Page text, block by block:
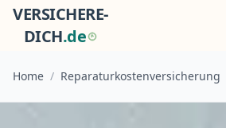
VERSICHERE-
DICH.de
Home / Reparaturkostenversicherung